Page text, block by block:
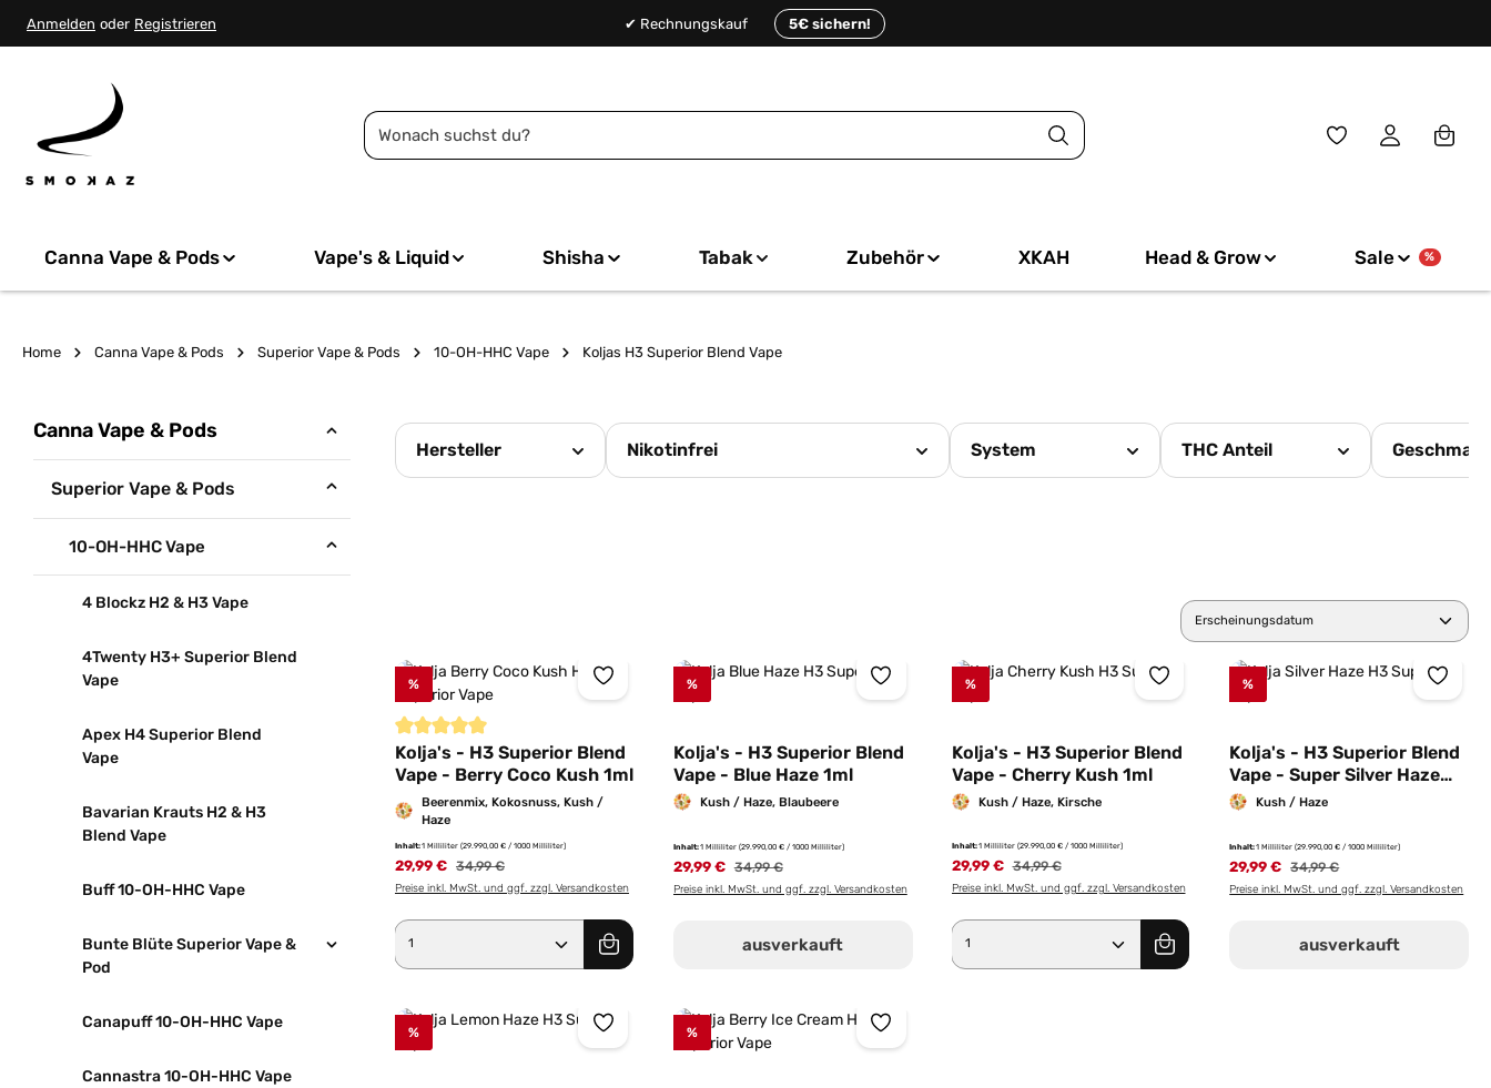
Zur Hauptnavigation springen
Anmelden oder Registrieren ✔ Rechnungskauf 5€ sichern!
Du hast 0
Canna Vape & Pods Vape's & Liquid Shisha Tabak Zubehör XKAH Head & Grow Sale %
Home Canna Vape & Pods Superior Vape & Pods 10-OH-HHC Vape Koljas H3 Superior Blend Vape
Canna Vape & Pods
Superior Vape & Pods
10-OH-HHC Vape
4 Blockz H2 & H3 Vape
4Twenty H3+ Superior Blend
Vape
Apex H4 Superior Blend
Vape
Bavarian Krauts H2 & H3
Blend Vape
Buff 10-OH-HHC Vape
Bunte Blüte Superior Vape &
Pod
Canapuff 10-OH-HHC Vape
Cannastra 10-OH-HHC Vape
Hersteller Nikotinfrei System THC Anteil Geschmack
%
Durchschnittliche Bewertung von 5 von 5 Sternen
Kolja's - H3 Superior Blend
Vape - Berry Coco Kush 1ml
Beerenmix, Kokosnuss, Kush /
Haze
Inhalt:1 Milliliter (29.990,00 € / 1000 Milliliter)
29,99 € Regulärer Preis:
34,99 €
Preise inkl. MwSt. und ggf. zzgl. Versandkosten
Produkt Anzahl: Gib den gewünschten Wert ein oder benutze die Schaltflächen um die
%
Kolja's - H3 Superior Blend
Vape - Blue Haze 1ml
Kush / Haze, Blaubeere
Inhalt:1 Milliliter (29.990,00 € / 1000 Milliliter)
29,99 € Regulärer Preis:
34,99 €
Preise inkl. MwSt. und ggf. zzgl. Versandkosten
ausverkauft
%
Kolja's - H3 Superior Blend
Vape - Cherry Kush 1ml
Kush / Haze, Kirsche
Inhalt:1 Milliliter (29.990,00 € / 1000 Milliliter)
29,99 € Regulärer Preis:
34,99 €
Preise inkl. MwSt. und ggf. zzgl. Versandkosten
Produkt Anzahl: Gib den gewünschten
%
Kolja's - H3 Superior Blend
Vape - Super Silver Haze
1mlKush / Haze
Inhalt:1 Milliliter(29.990,00 € / 1000 Milliliter)
29,99 € Regulärer Preis:
34,99 €
Preise inkl. MwSt. und ggf. zzgl. Versandkosten
ausverkauft
% %